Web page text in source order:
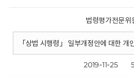
법령평가전문위
「상법 시행령」 일부개정안에 대한 개
2019-11-25